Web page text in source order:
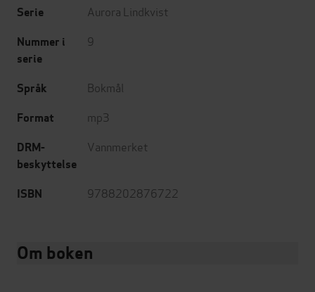
Serie Aurora Lindkvist
Nummer i
serie
9
Språk Bokmål
Format mp3
DRM-
beskyttelse
Vannmerket
ISBN 9788202876722
Om boken